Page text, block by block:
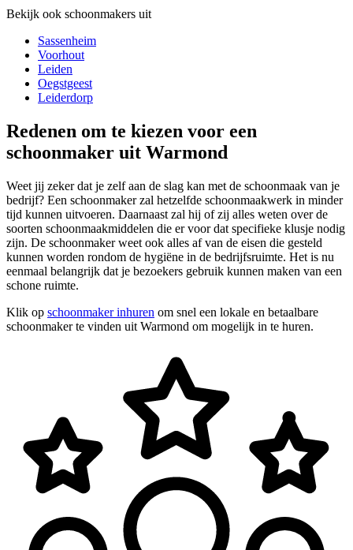
Bekijk ook schoonmakers uit
Sassenheim
Voorhout
Leiden
Oegstgeest
Leiderdorp
Redenen om te kiezen voor een
schoonmaker uit Warmond
Weet jij zeker dat je zelf aan de slag kan met de schoonmaak van je
bedrijf? Een schoonmaker zal hetzelfde schoonmaakwerk in minder
tijd kunnen uitvoeren. Daarnaast zal hij of zij alles weten over de
soorten schoonmaakmiddelen die er voor dat specifieke klusje nodig
zijn. De schoonmaker weet ook alles af van de eisen die gesteld
kunnen worden rondom de hygiëne in de bedrijfsruimte. Het is nu
eenmaal belangrijk dat je bezoekers gebruik kunnen maken van een
schone ruimte.
Klik op schoonmaker inhuren om snel een lokale en betaalbare
schoonmaker te vinden uit Warmond om mogelijk in te huren.